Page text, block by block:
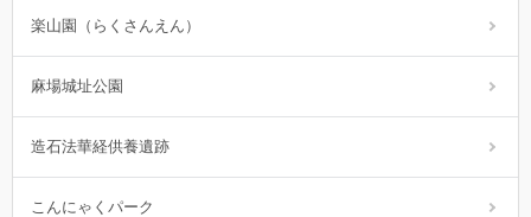
楽山園（らくさんえん）
麻場城址公園
造石法華経供養遺跡
こんにゃくパーク